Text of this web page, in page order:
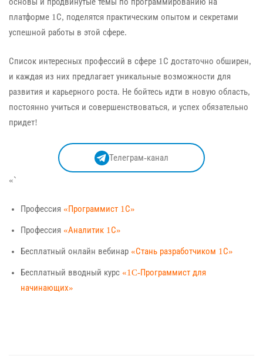
платформе 1С, поделятся практическим опытом и секретами
успешной работы в этой сфере.
Список интересных профессий в сфере 1С достаточно обширен,
и каждая из них предлагает уникальные возможности для
развития и карьерного роста. Не бойтесь идти в новую область,
постоянно учиться и совершенствоваться, и успех обязательно
придет!
Телеграм-канал
«`
Профессия «Программист 1С»
Профессия «Аналитик 1С»
Бесплатный онлайн вебинар «Стань разработчиком 1С»
Бесплатный вводный курс «1C-Программист для
начинающих»